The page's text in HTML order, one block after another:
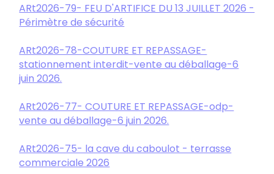
ARt2026-79- FEU D'ARTIFICE DU 13 JUILLET 2026 -
Périmètre de sécurité
ARt2026-78-COUTURE ET REPASSAGE-
stationnement interdit-vente au déballage-6
juin 2026.
ARt2026-77- COUTURE ET REPASSAGE-odp-
vente au déballage-6 juin 2026.
ARt2026-75- la cave du caboulot - terrasse
commerciale 2026